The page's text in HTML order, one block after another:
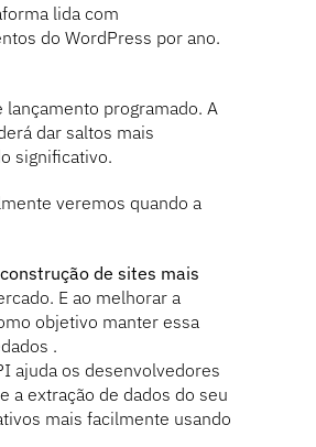
lida com
do WordPress por ano.
programado. A
dar saltos mais
significativo.
veremos quando a
de sites mais
E ao melhorar a
objetivo manter essa
.
ajuda os desenvolvedores
a extração de dados do seu
mais facilmente usando